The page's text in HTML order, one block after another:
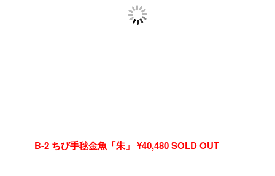
B-2 ちび手毬金魚「朱」 ¥40,480 SOLD OUT